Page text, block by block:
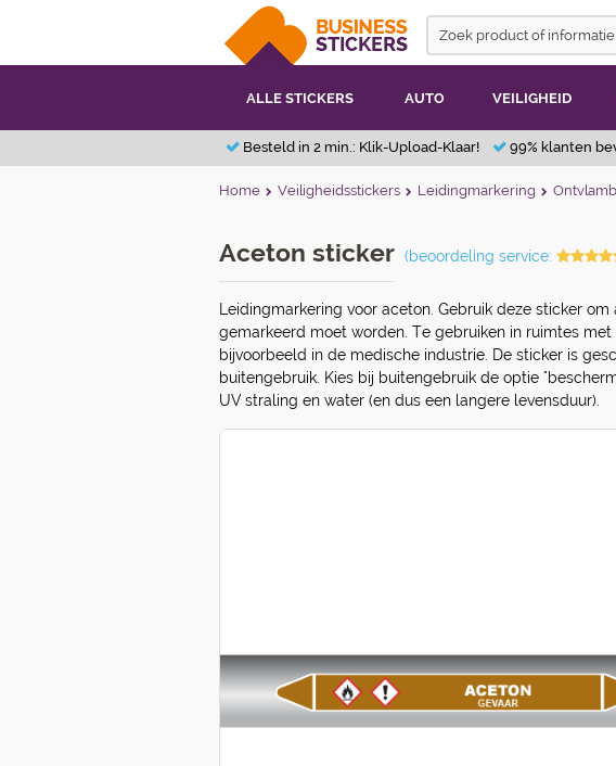
ALLE STICKERS AUTO VEILIGHEID
Besteld in 2 min.: Klik-Upload-Klaar! 99% klanten
Home Veiligheidsstickers Leidingmarkering
Aceton sticker (beoordeling service:
Leidingmarkering voor aceton. Gebruik deze sticker
gemarkeerd moet worden. Te gebruiken in ruimtes
bijvoorbeeld in de medische industrie. De sticker is
buitengebruik. Kies bij buitengebruik de optie
UV straling en water (en dus een langere levensduur).